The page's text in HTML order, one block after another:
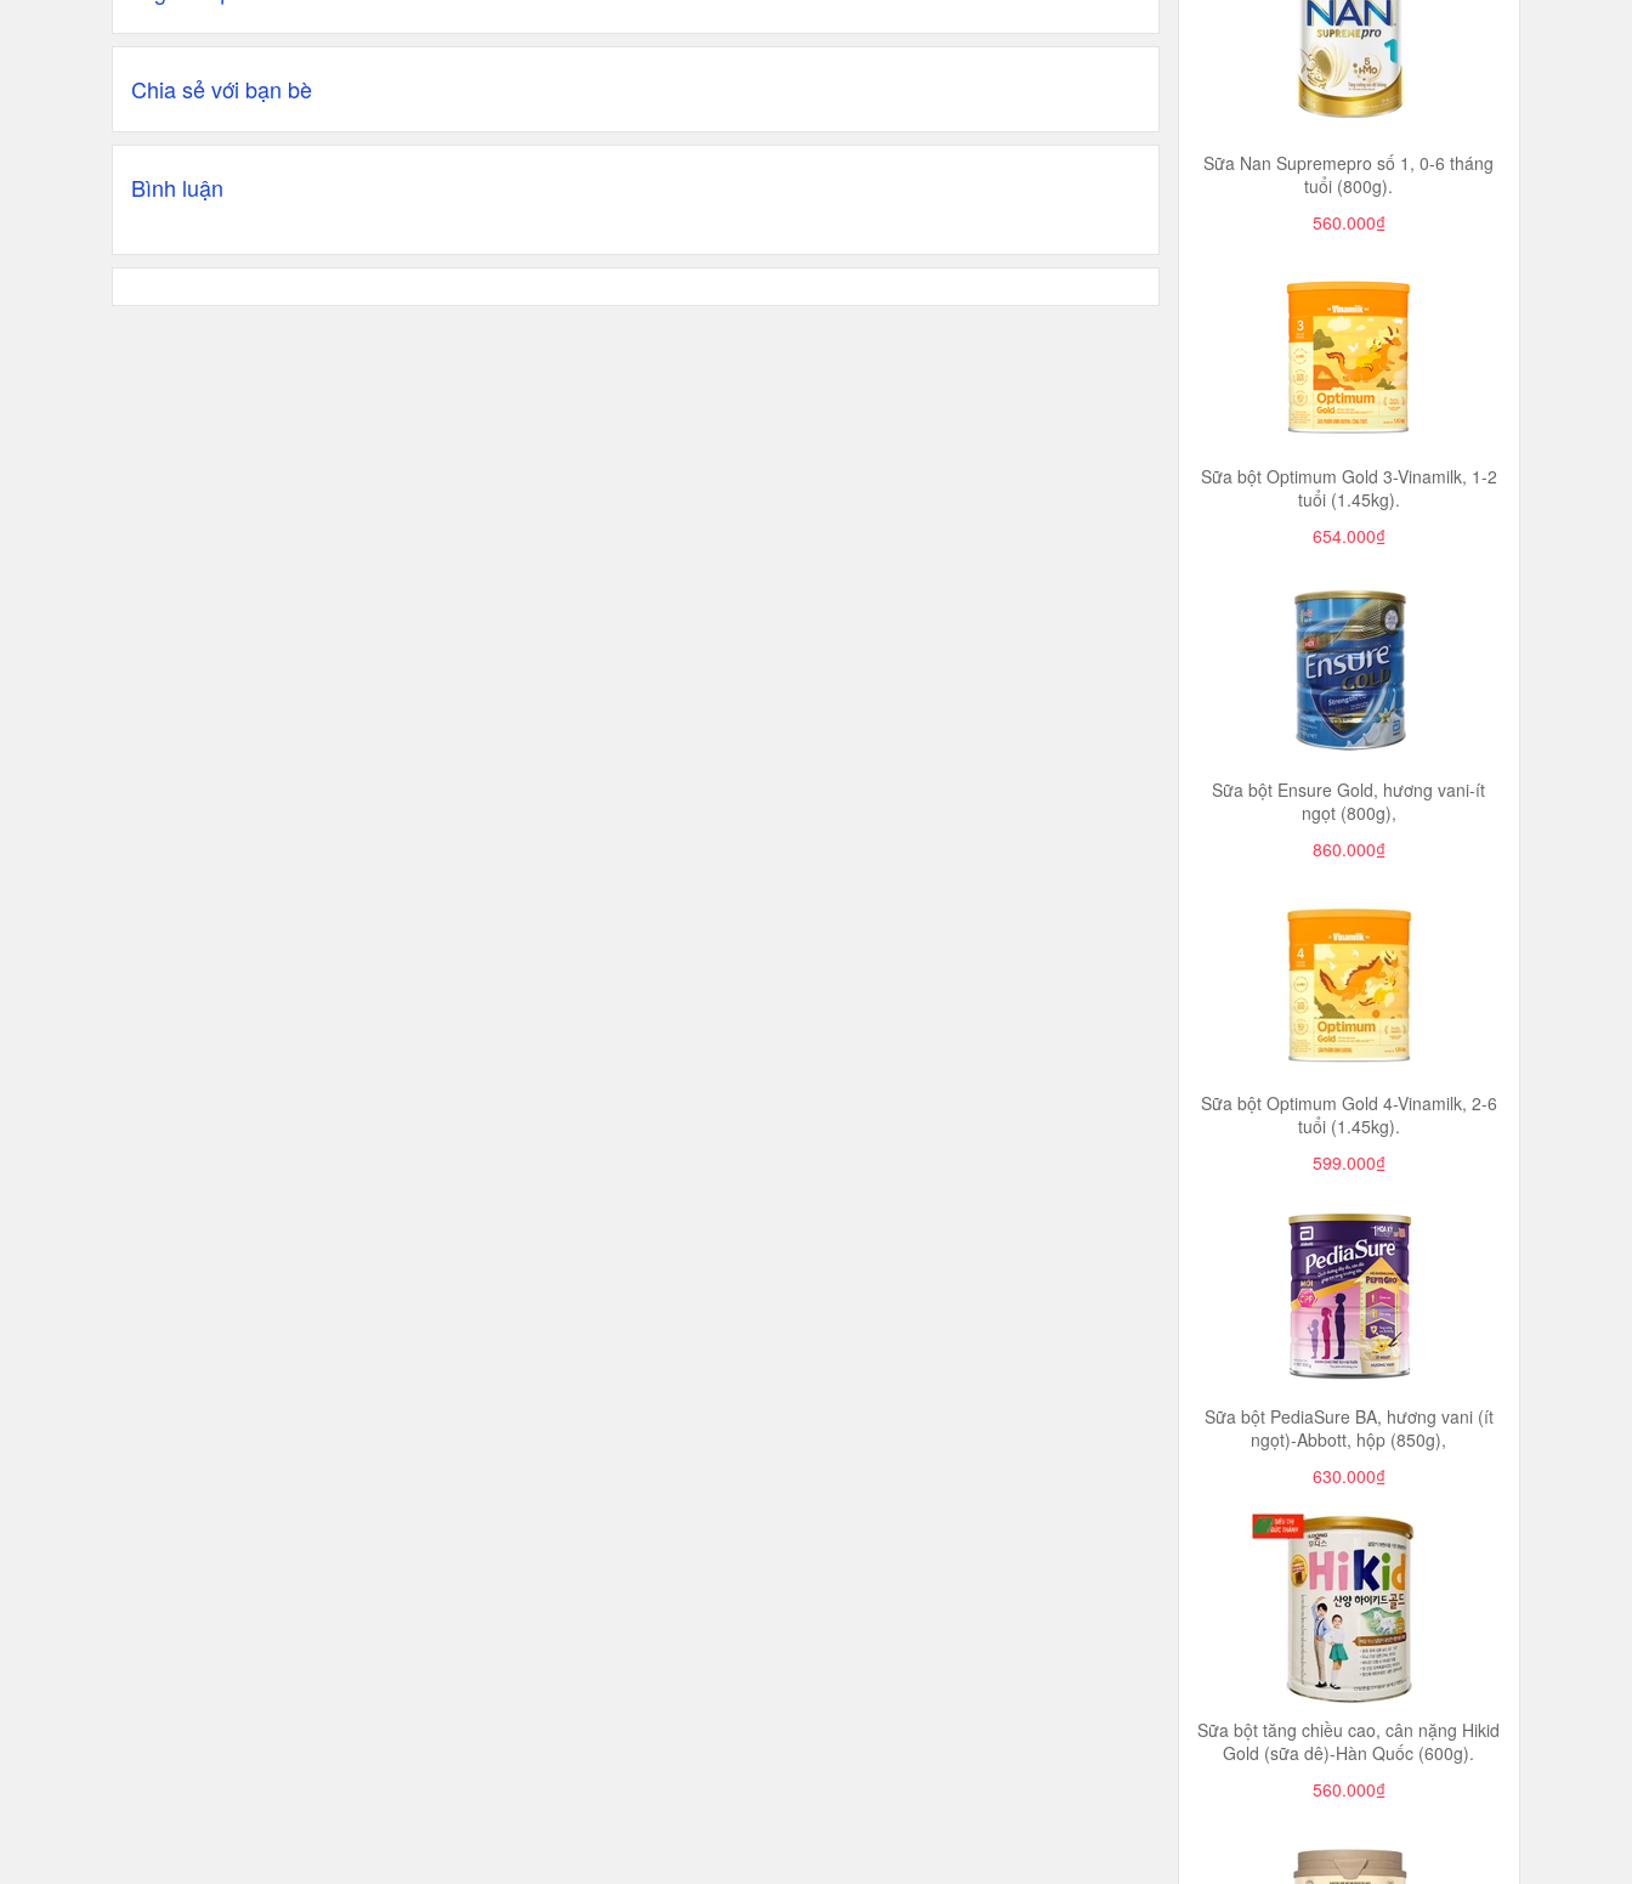
Chia sẻ với bạn bè
Bình luận
Sữa Nan Supremepro số 1, 0-6 tháng
tuổi (800g).
560.000₫
Sữa bột Optimum Gold 3-Vinamilk, 1-2
tuổi (1.45kg).
654.000₫
Sữa bột Ensure Gold, hương vani-ít
ngọt (800g),
860.000₫
Sữa bột Optimum Gold 4-Vinamilk, 2-6
tuổi (1.45kg).
599.000₫
Sữa bột PediaSure BA, hương vani (ít
ngọt)-Abbott, hộp (850g),
630.000₫
Sữa bột tăng chiều cao, cân nặng Hikid
Gold (sữa dê)-Hàn Quốc (600g).
560.000₫